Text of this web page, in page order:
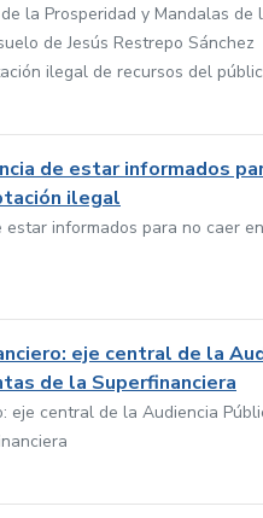
la Prosperidad y Mandalas de
de Jesús Restrepo Sánchez
ilegal de recursos del
de estar informados
ilegal
informados para no caer
eje central de la
de la Superfinanciera
eje central de la Audiencia